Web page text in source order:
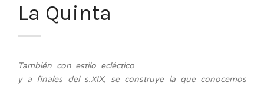
La Quinta
También con estilo ecléctico
y a finales del s.XIX, se construye la que conocemos